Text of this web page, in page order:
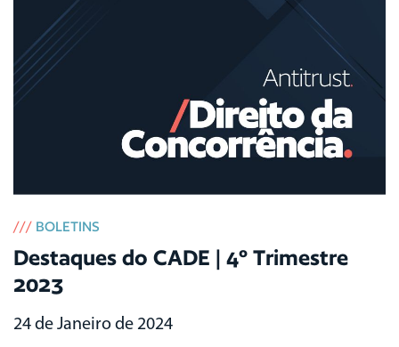
/// BOLETINS
Destaques do CADE | 4º Trimestre
2023
24 de Janeiro de 2024